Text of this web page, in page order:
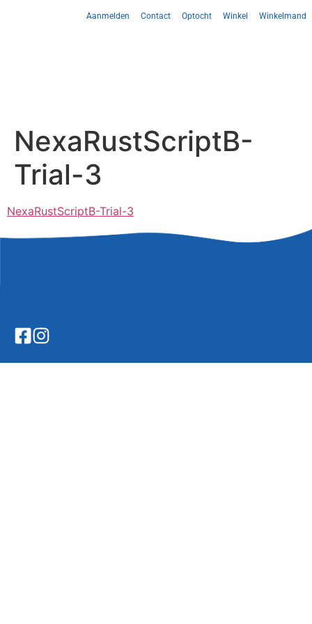
Aanmelden Contact Optocht Winkel Winkelmand
NexaRustScriptB-
Trial-3
NexaRustScriptB-Trial-3